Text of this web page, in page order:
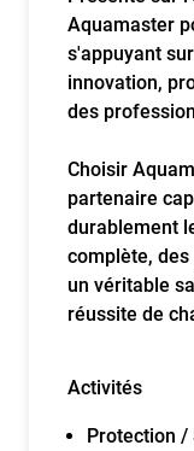
Aquamaster
s'appuyant
innovation,
des
Choisir
partenaire
durablement
complète,
un véritable
réussite de
Activités
Protection /